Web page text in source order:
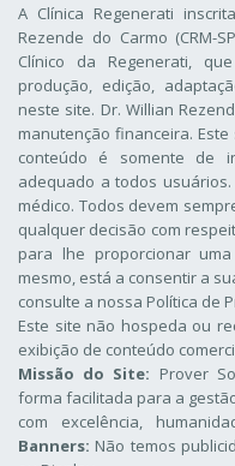
A Clínica Regenerati
Rezende do Carmo (CRM-
Clínico da Regenerati,
produção, edição,
neste site. Dr. Willian
manutenção financeira.
conteúdo é somente de
adequado a todos
médico. Todos devem
qualquer decisão com
para lhe proporcionar
mesmo, está a consentir a
consulte a nossa Política de
Este site não hospeda ou
exibição de conteúdo
Missão do Site: Prover
forma facilitada para a
com excelência,
Banners: Não temos